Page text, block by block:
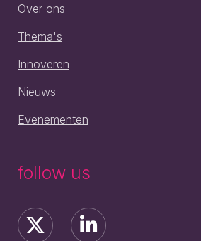
Over ons
Thema's
Innoveren
Nieuws
Evenementen
follow us